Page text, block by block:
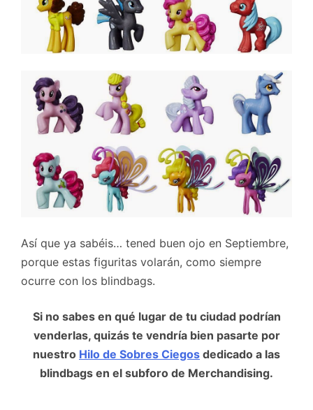
Así que ya sabéis… tened buen ojo en Septiembre,
porque estas figuritas volarán, como siempre
ocurre con los blindbags.
Si no sabes en qué lugar de tu ciudad podrían
venderlas, quizás te vendría bien pasarte por
nuestro Hilo de Sobres Ciegos dedicado a las
blindbags en el subforo de Merchandising.